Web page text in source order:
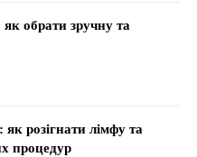
обрати зручну та
розігнати лімфу та
процедур